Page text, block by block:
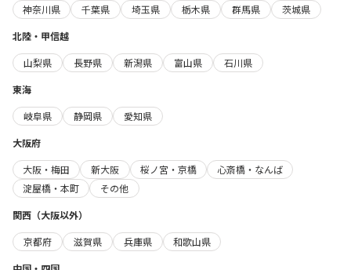
神奈川県
千葉県 埼玉県 栃木県 群馬県
茨城県
北陸・甲信越
山梨県
長野県 新潟県 富山県
石川県
東海
岐阜県
静岡県
愛知県
大阪府
大阪・梅田
新大阪 桜ノ宮・京橋
心斎橋・なんば
淀屋橋・本町
その他
関西（大阪以外）
京都府
滋賀県 兵庫県
和歌山県